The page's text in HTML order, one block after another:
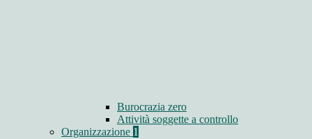
Burocrazia zero
Attività soggette a controllo
Organizzazione 1